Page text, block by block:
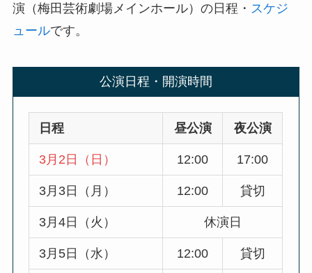
演（梅田芸術劇場メインホール）の日程・ スケジ
ュールです。
公演日程・開演時間
日程 昼公演 夜公演
3月2日（日） 12:00 17:00
3月3日（月） 12:00 貸切
3月4日（火） 休演日
3月5日（水） 12:00 貸切